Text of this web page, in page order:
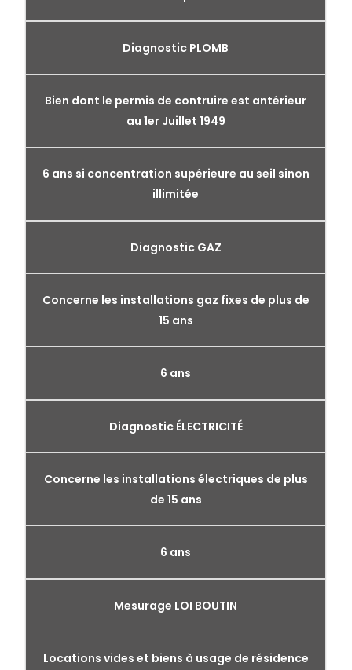
Diagnostic PLOMB
Bien dont le permis de contruire est antérieur
au 1er Juillet 1949
6 ans si concentration supérieure au seil sinon
illimitée
Diagnostic GAZ
Concerne les installations gaz fixes de plus de
15 ans
6 ans
Diagnostic ÉLECTRICITÉ
Concerne les installations électriques de plus
de 15 ans
6 ans
Mesurage LOI BOUTIN
Locations vides et biens à usage de résidence